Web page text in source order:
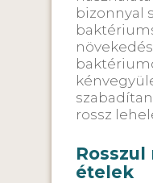
bizonnyal
rossz
ételek